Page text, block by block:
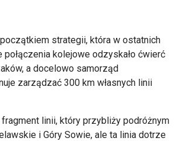
strategii, która w ostatnich
połączenia kolejowe odzyskało ćwierć
a docelowo samorząd
zarządzać 300 km własnych linii
linii, który przybliży podróżnym
i Góry Sowie, ale ta linia dotrze